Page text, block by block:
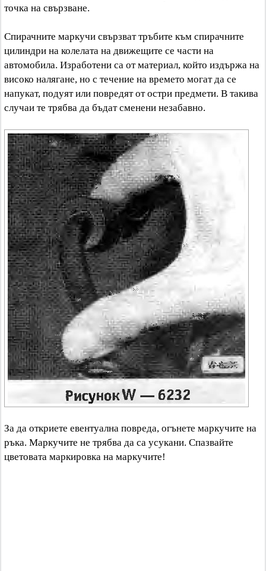
точка на свързване.
Спирачните маркучи свързват тръбите към спирачните
цилиндри на колелата на движещите се части на
автомобила. Изработени са от материал, който издържа на
високо налягане, но с течение на времето могат да се
напукат, подуят или повредят от остри предмети. В такива
случаи те трябва да бъдат сменени незабавно.
За да откриете евентуална повреда, огънете маркучите на
ръка. Маркучите не трябва да са усукани. Спазвайте
цветовата маркировка на маркучите!